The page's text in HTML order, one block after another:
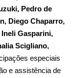
Pedro de
Diego Chaparro,
Gasparini,
Scigliano,
especiais
e assistência de